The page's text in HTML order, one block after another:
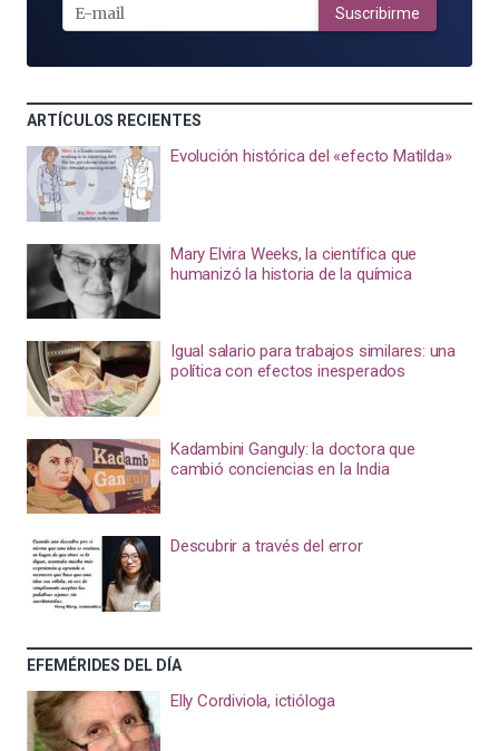
MAIL
Suscribirme
ARTÍCULOS RECIENTES
Evolución histórica del «efecto Matilda»
Mary Elvira Weeks, la científica que
humanizó la historia de la química
Igual salario para trabajos similares: una
política con efectos inesperados
Kadambini Ganguly: la doctora que
cambió conciencias en la India
Descubrir a través del error
EFEMÉRIDES DEL DÍA
Elly Cordiviola, ictióloga